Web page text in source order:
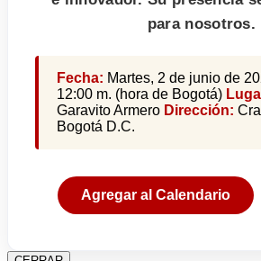
para nosotros.
Fecha: Martes, 2 de junio de
12:00 m. (hora de Bogotá)
Garavito Armero Dirección:
Bogotá D.C.
Agregar al Calendario